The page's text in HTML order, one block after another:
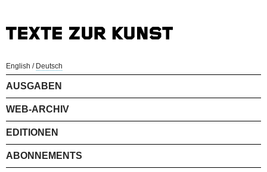
English / Deutsch
AUSGABEN
WEB-ARCHIV
EDITIONEN
ABONNEMENTS